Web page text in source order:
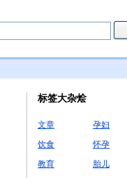
标签大杂烩
文章 孕妇
饮食
怀孕
教育
胎儿